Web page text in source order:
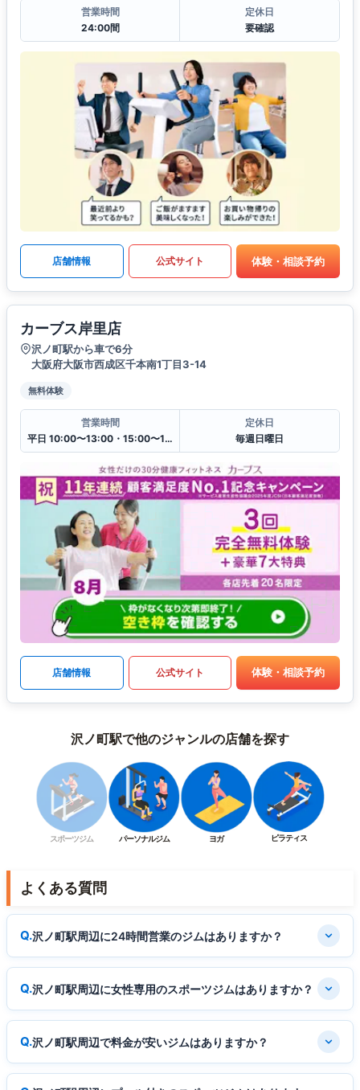
営業時間
24:00間
定休日
要確認
店舗情報 公式サイト 体験・相談予約
カーブス岸里店
沢ノ町駅から車で6分
大阪府大阪市西成区千本南1丁目3-14
無料体験
営業時間
平日 10:00〜13:00・15:00〜19:00
定休日
毎週日曜日
店舗情報 公式サイト 体験・相談予約
沢ノ町駅で他のジャンルの店舗を探す
スポーツジム パーソナルジム ヨガ ピラティス
よくある質問
沢ノ町駅周辺に24時間営業のジムはありますか？
沢ノ町駅周辺に女性専用のスポーツジムはありますか？
沢ノ町駅周辺で料金が安いジムはありますか？